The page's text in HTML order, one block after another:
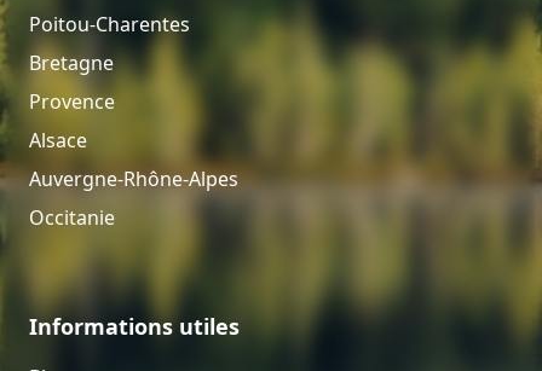
Poitou-Charentes
Bretagne
Provence
Alsace
Auvergne-Rhône-Alpes
Occitanie
Informations utiles